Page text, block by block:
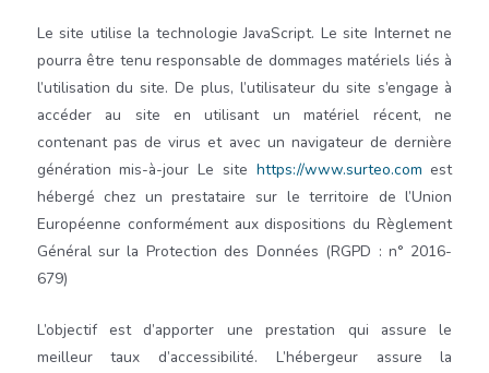
Le site utilise la technologie JavaScript. Le site Internet ne
pourra être tenu responsable de dommages matériels liés à
l’utilisation du site. De plus, l’utilisateur du site s’engage à
accéder au site en utilisant un matériel récent, ne
contenant pas de virus et avec un navigateur de dernière
génération mis-à-jour Le site https://www.surteo.comest
hébergé chez un prestataire sur le territoire de l’Union
Européenne conformément aux dispositions du Règlement
Général sur la Protection des Données (RGPD : n° 2016-
679)
L’objectif est d’apporter une prestation qui assure le
meilleur taux d’accessibilité. L’hébergeur assure la